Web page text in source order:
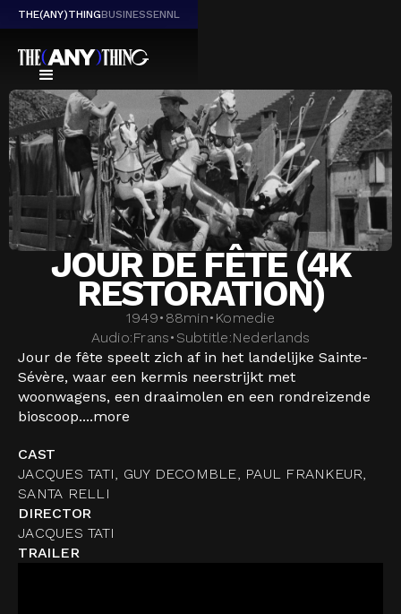
THE(ANY)THINGBUSINESSENNL
JOUR DE FÊTE (4K
RESTORATION)
1949• 88min• Komedie
Audio:Frans• Subtitle:Nederlands
Jour de fête speelt zich af in het landelijke Sainte-
Sévère, waar een kermis neerstrijkt met
woonwagens, een draaimolen en een rondreizende
bioscoop....more
CAST
JACQUES TATI, GUY DECOMBLE, PAUL FRANKEUR,
SANTA RELLI
DIRECTOR
JACQUES TATI
TRAILER